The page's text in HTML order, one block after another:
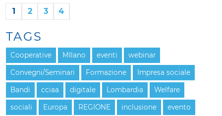
1 2 3 4
TAGS
Cooperative MIlano eventi webinar
Convegni/Seminari Formazione Impresa sociale
Bandi cciaa digitale Lombardia Welfare
sociali Europa REGIONE inclusione evento